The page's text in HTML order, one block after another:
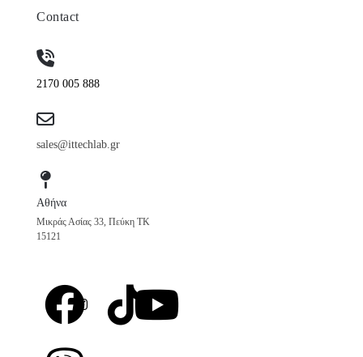
Contact
2170 005 888
sales@ittechlab.gr
Αθήνα
Μικράς Ασίας 33, Πεύκη ΤΚ
15121